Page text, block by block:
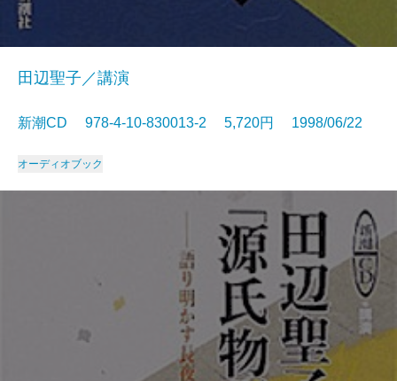
田辺聖子／講演
新潮CD 978-4-10-830013-2 5,720円 1998/06/22
オーディオブック